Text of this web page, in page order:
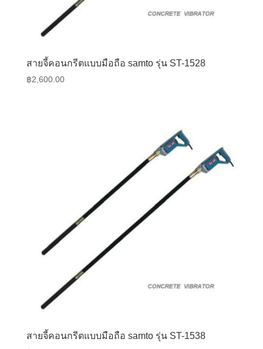
สายจี้คอนกรีตแบบมือถือ samto รุ่น ST-1528
฿2,600.00
สายจี้คอนกรีตแบบมือถือ samto รุ่น ST-1538